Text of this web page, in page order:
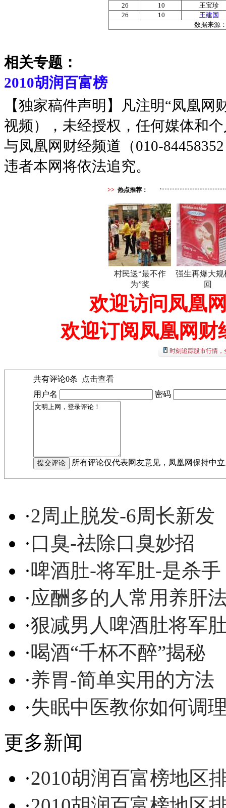
26
10
王宝珍
26
10
王建国
数据来源
相关专题：
2010胡润百富榜
【独家稿件声明】凡注明“凤凰
视频），未经授权，任何媒体和
与凤凰网财经频道（010-
违者本网将依法追究。
>> 热点推荐：
村民送“最不作
为”奖
强生再爆大规
回
欢迎访问凤凰
欢迎订阅凤凰网财
时刻追踪股市行情
共有评论0条
点击查看
用户名
密码
所有评论仅代表网友意见，凤凰网保持中
·2周止脱发-6周长新发
·口臭-祛除口臭妙招
·啤酒肚-将军肚-是杀手
·应酬多的人常用养肝
·狠减男人啤酒肚将军
·喝酒“千杯不醉”揭秘
·养胃-简单实用的方法
·失眠中医教你如何调
更多新闻
·2010胡润百富榜地区